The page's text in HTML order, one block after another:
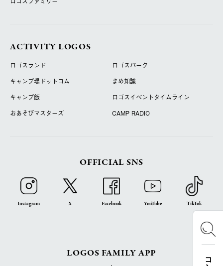
ACTIVITY LOGOS
ロゴスランド
ロゴスパーク
キャンプ場ドットコム
まめ知識
キャンプ飯
ロゴスイベントタイムライン
おあそびマスターズ
CAMP RADIO
OFFICIAL SNS
Instagram X Facebook YouTube TikTok
LOGOS FAMILY APP